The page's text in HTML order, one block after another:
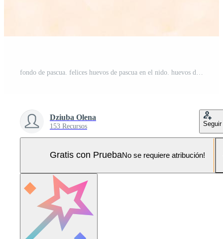
Dziuba Olena
153 Recursos Seguir
Gratis con PruebaNo se requiere atribución!